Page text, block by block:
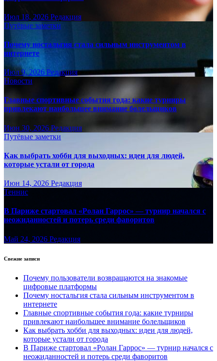
Июл 18, 2026 Редакция
Путёвые заметки
Почему ностальгия стала сильным инструментом в
интернете
Июл 9, 2026 Редакция
Новости
Главные спортивные события года: какие турниры
привлекают наибольшее внимание болельщиков
Июн 30, 2026 Редакция
Путёвые заметки
Как выбрать хобби для выходных: идеи для людей,
которые устали от города
Июн 14, 2026 Редакция
Теннис
В Париже стартовал «Ролан Гаррос» — турнир начался с
неожиданностей и потерь среди фаворитов
Май 24, 2026 Редакция
Свежие записи
Почему пользователи возвращаются на знакомые
цифровые платформы
Почему ностальгия стала сильным инструментом в
интернете
Главные спортивные события года: какие турниры
привлекают наибольшее внимание болельщиков
Как выбрать хобби для выходных: идеи для людей,
которые устали от города
В Париже стартовал «Ролан Гаррос» — турнир начался с
неожиданностей и потерь среди фаворитов